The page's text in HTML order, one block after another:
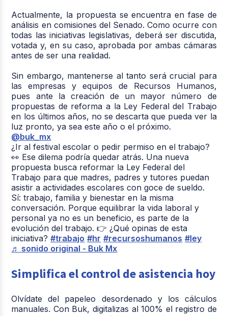
Actualmente, la propuesta se encuentra en fase de
análisis en comisiones del Senado. Como ocurre con
todas las iniciativas legislativas, deberá ser discutida,
votada y, en su caso, aprobada por ambas cámaras
antes de ser una realidad.
Sin embargo, mantenerse al tanto será crucial para
las empresas y equipos de Recursos Humanos,
pues ante la creación de un mayor número de
propuestas de reforma a la Ley Federal del Trabajo
en los últimos años, no se descarta que pueda ver la
luz pronto, ya sea este año o el próximo.
@buk_mx
¿Ir al festival escolar o pedir permiso en el trabajo?
👀 Ese dilema podría quedar atrás. Una nueva
propuesta busca reformar la Ley Federal del
Trabajo para que madres, padres y tutores puedan
asistir a actividades escolares con goce de sueldo.
Sí: trabajo, familia y bienestar en la misma
conversación. Porque equilibrar la vida laboral y
personal ya no es un beneficio, es parte de la
evolución del trabajo. 👉 ¿Qué opinas de esta
iniciativa?#trabajo #hr #recursoshumanos #ley
♬ sonido original - Buk Mx
Simplifica el control de asistencia hoy
Olvídate del papeleo desordenado y los cálculos
manuales. Con Buk, digitalizas al 100% el registro de